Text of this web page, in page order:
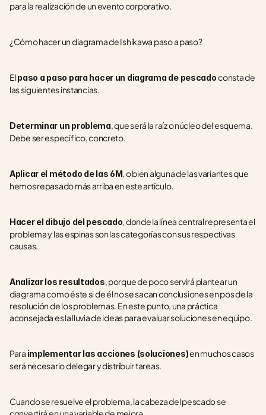
para la realización de un evento corporativo.
¿Cómo hacer un diagrama de Ishikawa paso a paso?
El paso a paso para hacer un diagrama de pescado consta de
las siguientes instancias.
Determinar un problema, que será la raíz o núcleo del esquema.
Debe ser específico, concreto.
Aplicar el método de las 6M, o bien alguna de las variantes que
hemos repasado más arriba en este artículo.
Hacer el dibujo del pescado, donde la línea central representa el
problema y las espinas son las categorías con sus respectivas
causas.
Analizar los resultados, porque de poco servirá plantear un
diagrama como éste si de él no se sacan conclusiones en pos de la
resolución de los problemas. En este punto, una práctica
aconsejada es la lluvia de ideas para evaluar soluciones en equipo.
Para implementar las acciones (soluciones) en muchos casos
será necesario delegar y distribuir tareas.
Cuando se resuelve el problema, la cabeza del pescado se